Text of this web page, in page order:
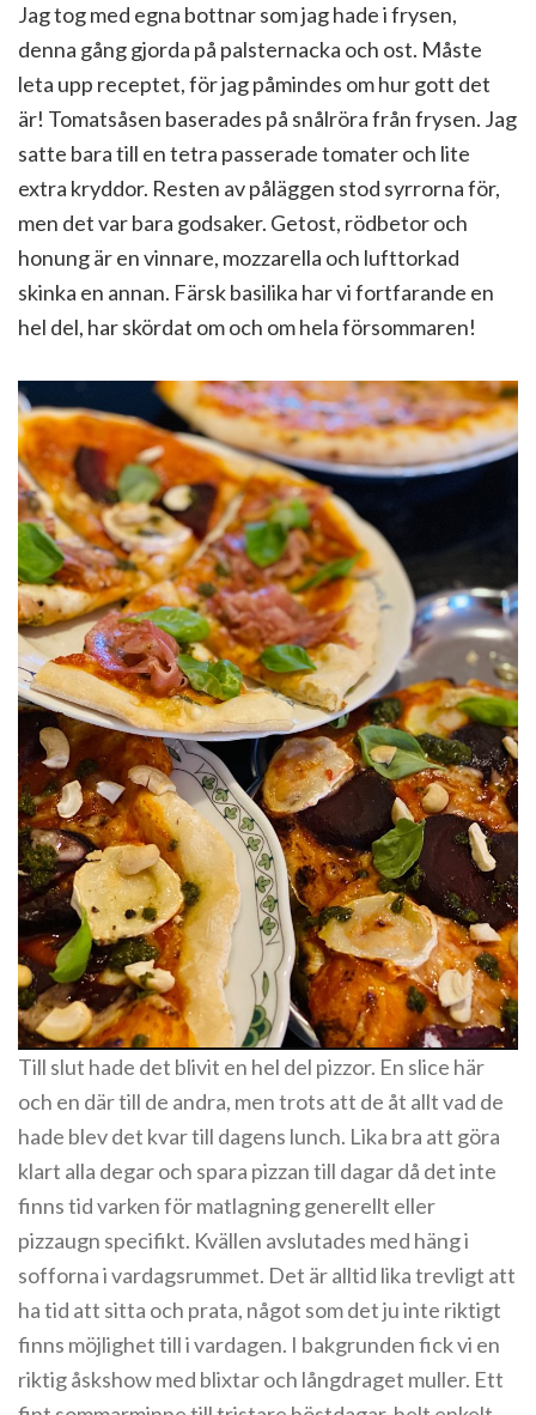
Jag tog med egna bottnar som jag hade i frysen,
denna gång gjorda på palsternacka och ost. Måste
leta upp receptet, för jag påmindes om hur gott det
är! Tomatsåsen baserades på snålröra från frysen. Jag
satte bara till en tetra passerade tomater och lite
extra kryddor. Resten av påläggen stod syrrorna för,
men det var bara godsaker. Getost, rödbetor och
honung är en vinnare, mozzarella och lufttorkad
skinka en annan. Färsk basilika har vi fortfarande en
hel del, har skördat om och om hela försommaren!
Till slut hade det blivit en hel del pizzor. En slice här
och en där till de andra, men trots att de åt allt vad de
hade blev det kvar till dagens lunch. Lika bra att göra
klart alla degar och spara pizzan till dagar då det inte
finns tid varken för matlagning generellt eller
pizzaugn specifikt. Kvällen avslutades med häng i
sofforna i vardagsrummet. Det är alltid lika trevligt att
ha tid att sitta och prata, något som det ju inte riktigt
finns möjlighet till i vardagen. I bakgrunden fick vi en
riktig åskshow med blixtar och långdraget muller. Ett